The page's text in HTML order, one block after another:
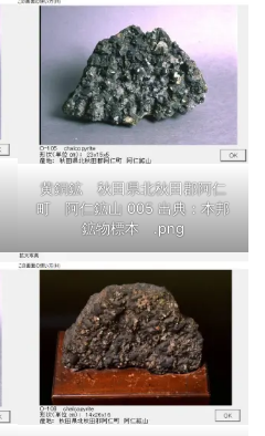
黄銅鉱 秋田県北秋田郡阿仁
町 阿仁鉱山 005 出典：本邦
鉱物標本 .png